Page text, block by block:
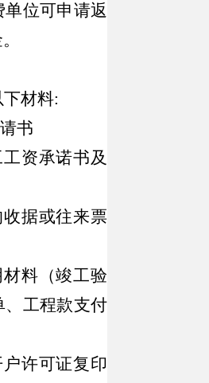
位可申请返
材料:
书
资承诺书及
据或往来票
料（竣工验
、工程款支付
许可证复印